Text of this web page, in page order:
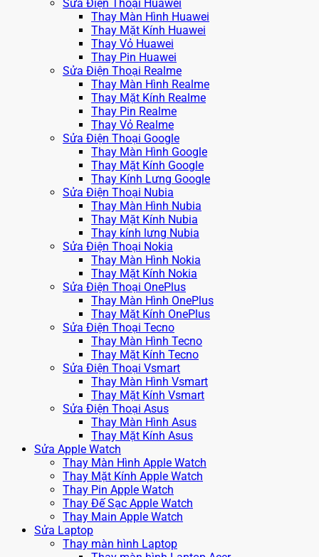
Sửa Điện Thoại Huawei
Thay Màn Hình Huawei
Thay Mặt Kính Huawei
Thay Vỏ Huawei
Thay Pin Huawei
Sửa Điện Thoại Realme
Thay Màn Hình Realme
Thay Mặt Kính Realme
Thay Pin Realme
Thay Vỏ Realme
Sửa Điện Thoại Google
Thay Màn Hình Google
Thay Mặt Kính Google
Thay Kính Lưng Google
Sửa Điện Thoại Nubia
Thay Màn Hình Nubia
Thay Mặt Kính Nubia
Thay kính lưng Nubia
Sửa Điện Thoại Nokia
Thay Màn Hình Nokia
Thay Mặt Kính Nokia
Sửa Điện Thoại OnePlus
Thay Màn Hình OnePlus
Thay Mặt Kính OnePlus
Sửa Điện Thoại Tecno
Thay Màn Hình Tecno
Thay Mặt Kính Tecno
Sửa Điện Thoại Vsmart
Thay Màn Hình Vsmart
Thay Mặt Kính Vsmart
Sửa Điện Thoại Asus
Thay Màn Hình Asus
Thay Mặt Kính Asus
Sửa Apple Watch
Thay Màn Hình Apple Watch
Thay Mặt Kính Apple Watch
Thay Pin Apple Watch
Thay Đế Sạc Apple Watch
Thay Main Apple Watch
Sửa Laptop
Thay màn hình Laptop